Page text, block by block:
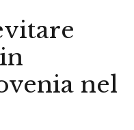
nel